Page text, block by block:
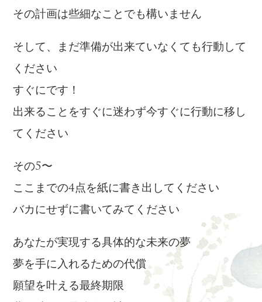
その計画は些細なことでも構いません
そして、まだ準備が出来ていなくても行動して
ください
すぐにです！
出来ることをすぐに迷わず今すぐに行動に移し
てください
その5〜
ここまでの4点を紙に書き出してください
バカにせずに書いてみてください
あなたが実現する具体的な未来の夢
夢を手に入れるための代償
願望を叶える最終期限